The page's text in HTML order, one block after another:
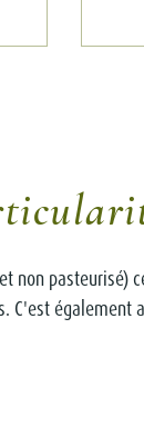
non pasteurisé)
C'est également